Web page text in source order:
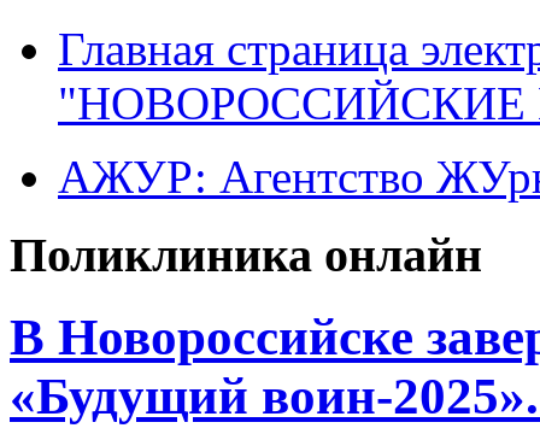
Главная страница
"НОВОРОССИЙСКИЕ
АЖУР: Агентство
Поликлиника онлайн
В Новороссийске
«Будущий воин-